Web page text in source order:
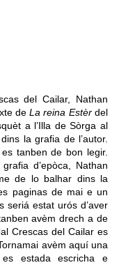
del Cailar, Nathan
deLa reina Estèrdel
a l’Illa de Sòrga al
la grafia de l’autor.
tanben de bon legir.
d’epòca, Nathan
de lo balhar dins la
paginas de mai e un
seriá estat urós d’aver
avèm drech a de
Crescas del Cailar es
avèm aquí una
estada escricha e